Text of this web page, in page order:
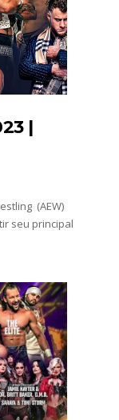
de
MÉXICO:
The Don
fratura
|
(AEW)
seu principal